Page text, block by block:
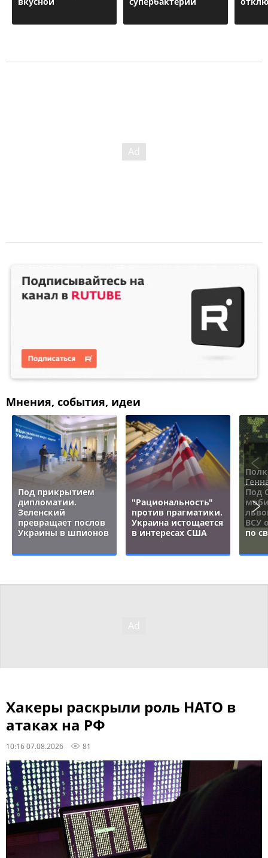
Мнения, события, идеи
Под прикрытием
дипломатии.
Зеленский
превращает послов
Украины в шпионов
"Рациональность"
против прагматики.
Украина истощается
в интересах США
Под
ВСУ
по
Хакеры раскрыли роль НАТО в
атаках на РФ
10:16 07.08.2026 81